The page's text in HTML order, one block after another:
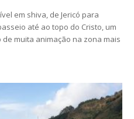
em shiva, de Jericó para
até ao topo do Cristo, um
muita animação na zona mais